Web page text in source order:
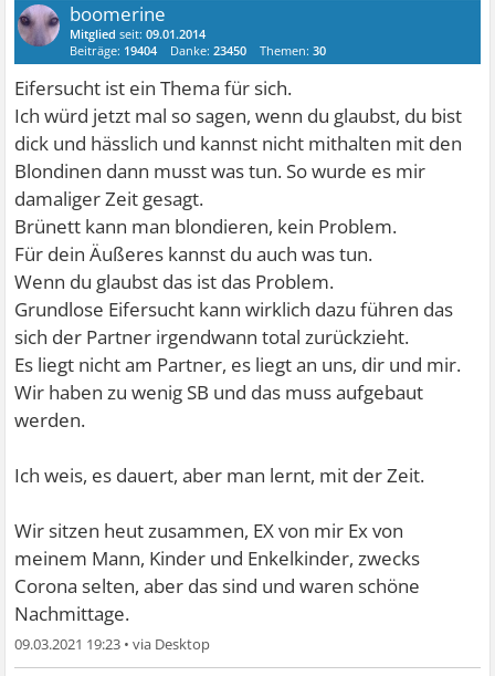
boomerine
Mitglied seit:09.01.2014
Beiträge: 19404 Danke:23450 Themen:30
Eifersucht ist ein Thema für sich.
Ich würd jetzt mal so sagen, wenn du glaubst, du bist
dick und hässlich und kannst nicht mithalten mit den
Blondinen dann musst was tun. So wurde es mir
damaliger Zeit gesagt.
Brünett kann man blondieren, kein Problem.
Für dein Äußeres kannst du auch was tun.
Wenn du glaubst das ist das Problem.
Grundlose Eifersucht kann wirklich dazu führen das
sich der Partner irgendwann total zurückzieht.
Es liegt nicht am Partner, es liegt an uns, dir und mir.
Wir haben zu wenig SB und das muss aufgebaut
werden.
Ich weis, es dauert, aber man lernt, mit der Zeit.
Wir sitzen heut zusammen, EX von mir Ex von
meinem Mann, Kinder und Enkelkinder, zwecks
Corona selten, aber das sind und waren schöne
Nachmittage.
09.03.2021 19:23 •